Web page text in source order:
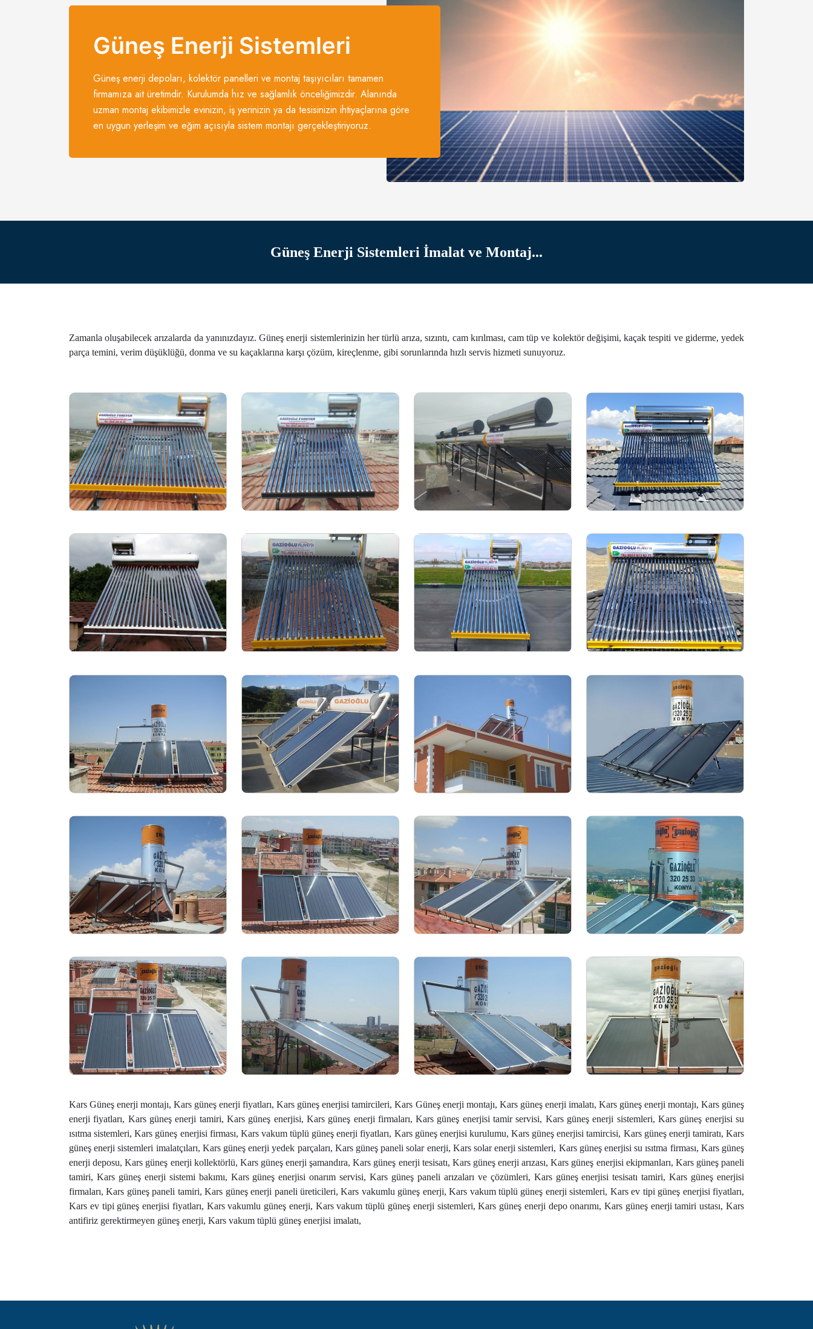
Güneş Enerji Sistemleri
Güneş enerji depoları, kolektör panelleri ve montaj taşıyıcıları tamamen
firmamıza ait üretimdir. Kurulumda hız ve sağlamlık önceliğimizdir. Alanında
uzman montaj ekibimizle evinizin, iş yerinizin ya da tesisinizin ihtiyaçlarına göre
en uygun yerleşim ve eğim açısıyla sistem montajı gerçekleştiriyoruz.
Güneş Enerji Sistemleri İmalat ve Montaj...
Zamanla oluşabilecek arızalarda da yanınızdayız. Güneş enerji sistemlerinizin her türlü arıza, sızıntı, cam kırılması, cam tüp ve kolektör değişimi, kaçak tespiti ve giderme, yedek
parça temini, verim düşüklüğü, donma ve su kaçaklarına karşı çözüm, kireçlenme, gibi sorunlarında hızlı servis hizmeti sunuyoruz.
Kars Güneş enerji montajı, Kars güneş enerji fiyatları, Kars güneş enerjisi tamircileri, Kars Güneş enerji montajı, Kars güneş enerji imalatı, Kars güneş enerji montajı, Kars güneş
enerji fiyatları, Kars güneş enerji tamiri, Kars güneş enerjisi, Kars güneş enerji firmaları, Kars güneş enerjisi tamir servisi, Kars güneş enerji sistemleri, Kars güneş enerjisi su
ısıtma sistemleri, Kars güneş enerjisi firması, Kars vakum tüplü güneş enerji fiyatları, Kars güneş enerjisi kurulumu, Kars güneş enerjisi tamircisi, Kars güneş enerji tamiratı, Kars
güneş enerji sistemleri imalatçıları, Kars güneş enerji yedek parçaları, Kars güneş paneli solar enerji, Kars solar enerji sistemleri, Kars güneş enerjisi su ısıtma firması, Kars güneş
enerji deposu, Kars güneş enerji kollektörlü, Kars güneş enerji şamandıra, Kars güneş enerji tesisatı, Kars güneş enerji arızası, Kars güneş enerjisi ekipmanları, Kars güneş paneli
tamiri, Kars güneş enerji sistemi bakımı, Kars güneş enerjisi onarım servisi, Kars güneş paneli arızaları ve çözümleri, Kars güneş enerjisi tesisatı tamiri, Kars güneş enerjisi
firmaları, Kars güneş paneli tamiri, Kars güneş enerji paneli üreticileri, Kars vakumlu güneş enerji, Kars vakum tüplü güneş enerji sistemleri, Kars ev tipi güneş enerjisi fiyatları,
Kars ev tipi güneş enerjisi fiyatları, Kars vakumlu güneş enerji, Kars vakum tüplü güneş enerji sistemleri, Kars güneş enerji depo onarımı, Kars güneş enerji tamiri ustası, Kars
antifiriz gerektirmeyen güneş enerji, Kars vakum tüplü güneş enerjisi imalatı,